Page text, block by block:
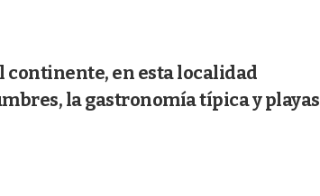
continente, en esta localidad
la gastronomía típica y playas